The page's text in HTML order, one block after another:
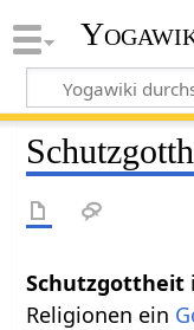
Religionen ein